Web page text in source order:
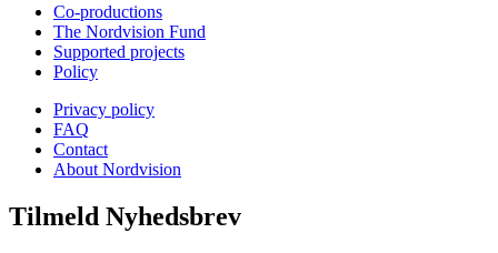
Co-productions
The Nordvision Fund
Supported projects
Policy
Privacy policy
FAQ
Contact
About Nordvision
Tilmeld Nyhedsbrev